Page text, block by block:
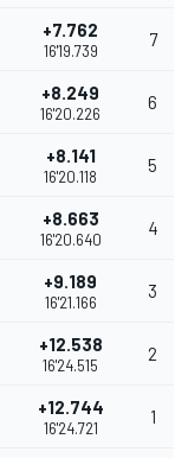
+7.762
16'19.739
7
+8.249
16'20.226
6
+8.141
16'20.118
5
+8.663
16'20.640
4
+9.189
16'21.166
3
+12.538
16'24.515
2
+12.744
16'24.721
1